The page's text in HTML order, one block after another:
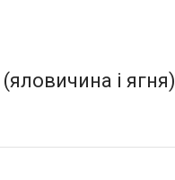
і ягня)